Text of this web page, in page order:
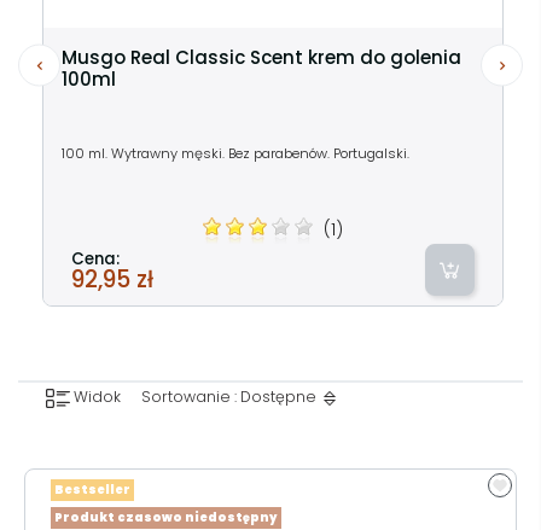
Musgo Real Classic Scent krem do golenia
100ml
100 ml. Wytrawny męski. Bez parabenów. Portugalski.
(1)
Cena:
92,95 zł
Widok Sortowanie : Dostępne
Produkt czasowo niedostępny
Bestseller